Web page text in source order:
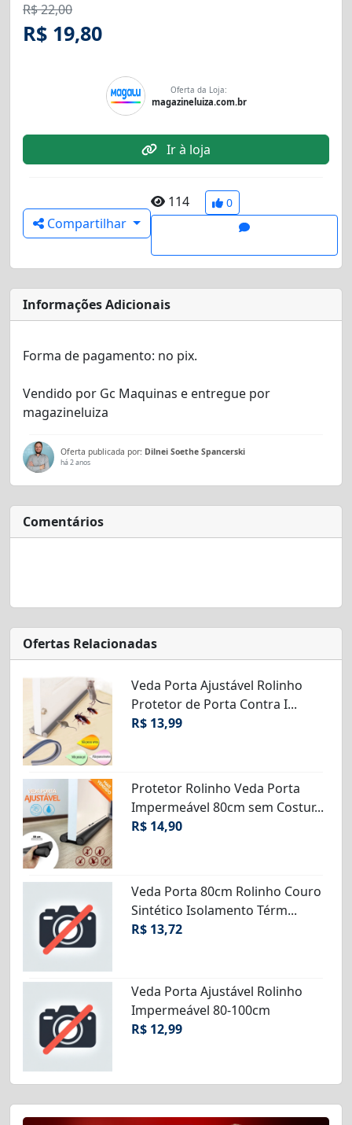
R$ 22,00
R$ 19,80
Oferta da Loja:
magazineluiza.com.br
Ir à loja
Compartilhar
114 0
Informações Adicionais
Forma de pagamento: no pix.
Vendido por Gc Maquinas e entregue por
magazineluiza
Oferta publicada por: Dilnei Soethe Spancerski
há 2 anos
Comentários
Ofertas Relacionadas
Veda Porta Ajustável Rolinho
Protetor de Porta Contra I...
R$ 13,99
Protetor Rolinho Veda Porta
Impermeável 80cm sem Costur...
R$ 14,90
Veda Porta 80cm Rolinho Couro
Sintético Isolamento Térm...
R$ 13,72
Veda Porta Ajustável Rolinho
Impermeável 80-100cm
R$ 12,99